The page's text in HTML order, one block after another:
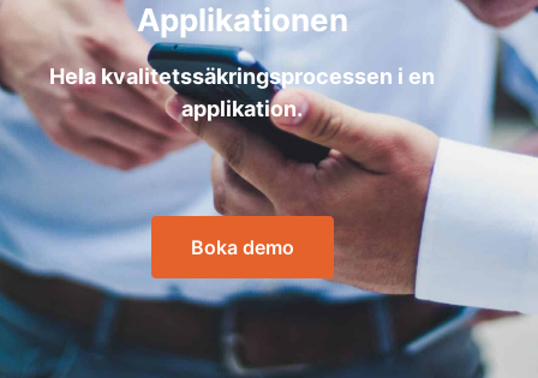
Applikationen
Hela kvalitetssäkringsprocessen i en
applikation.
Boka demo